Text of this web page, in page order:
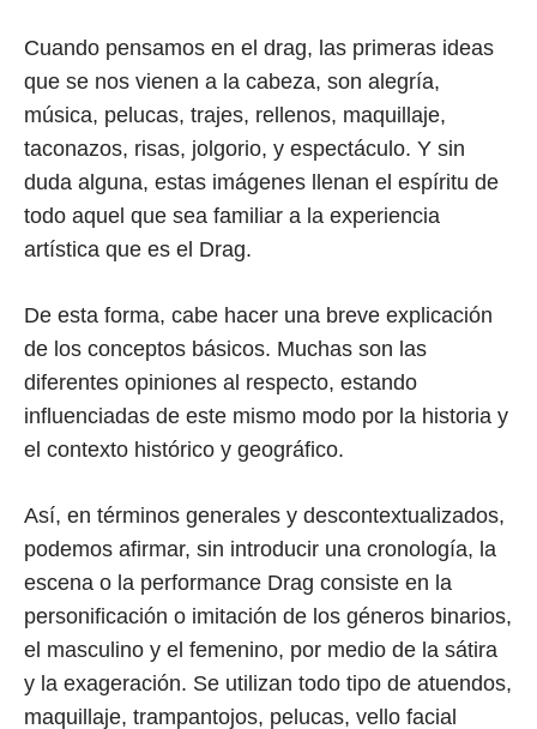
Cuando pensamos en el drag, las primeras ideas
que se nos vienen a la cabeza, son alegría,
música, pelucas, trajes, rellenos, maquillaje,
taconazos, risas, jolgorio, y espectáculo. Y sin
duda alguna, estas imágenes llenan el espíritu de
todo aquel que sea familiar a la experiencia
artística que es el Drag.
De esta forma, cabe hacer una breve explicación
de los conceptos básicos. Muchas son las
diferentes opiniones al respecto, estando
influenciadas de este mismo modo por la historia y
el contexto histórico y geográfico.
Así, en términos generales y descontextualizados,
podemos afirmar, sin introducir una cronología, la
escena o la performance Drag consiste en la
personificación o imitación de los géneros binarios,
el masculino y el femenino, por medio de la sátira
y la exageración. Se utilizan todo tipo de atuendos,
maquillaje, trampantojos, pelucas, vello facial